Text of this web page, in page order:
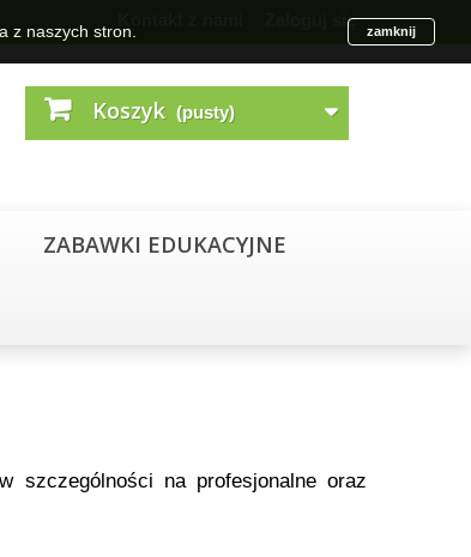
Zaloguj się
Koszyk (pusty)
ZABAWKI EDUKACYJNE
szczególności na profesjonalne oraz
z naszych stron. zamknij